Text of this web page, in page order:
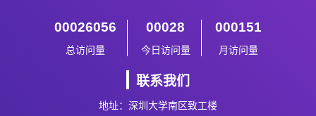
00026056
总访问量
00028
今日访问量
000151
月访问量
联系我们
地址：深圳大学南区致工楼